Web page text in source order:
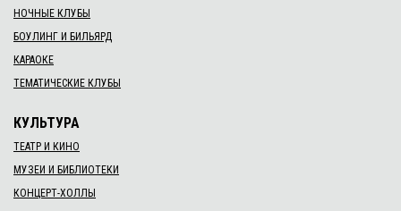
НОЧНЫЕ КЛУБЫ
БОУЛИНГ И БИЛЬЯРД
КАРАОКЕ
ТЕМАТИЧЕСКИЕ КЛУБЫ
КУЛЬТУРА
ТЕАТР И КИНО
МУЗЕИ И БИБЛИОТЕКИ
КОНЦЕРТ-ХОЛЛЫ